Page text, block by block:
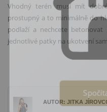
Vhodný terén musí mít dobr
prostupný a to minimálně do
podlaží a nechcete
jednotlivé patky na ukotvení
AUTOR: JITKA